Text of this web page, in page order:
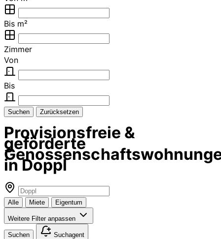
Bis m²
Zimmer
Von
Bis
Suchen Zurücksetzen
Provisionsfreie &
geförderte
in Doppl
Alle Miete Eigentum
Weitere Filter anpassen
Suchen Suchagent